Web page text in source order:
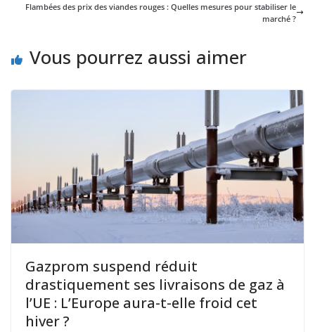
Flambées des prix des viandes rouges : Quelles mesures pour stabiliser le
marché ?
Vous pourrez aussi aimer
Gazprom suspend réduit
drastiquement ses livraisons de gaz à
l’UE : L’Europe aura-t-elle froid cet
hiver ?